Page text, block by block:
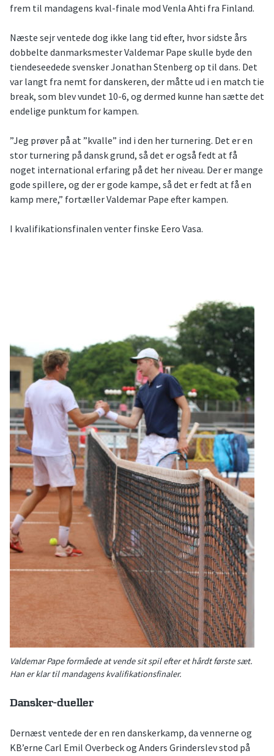
frem til mandagens kval-finale mod Venla Ahti fra Finland.
Næste sejr ventede dog ikke lang tid efter, hvor sidste års
dobbelte danmarksmester Valdemar Pape skulle byde den
tiendeseedede svensker Jonathan Stenberg op til dans. Det
var langt fra nemt for danskeren, der måtte ud i en match tie
break, som blev vundet 10-6, og dermed kunne han sætte det
endelige punktum for kampen.
”Jeg prøver på at ”kvalle” ind i den her turnering. Det er en
stor turnering på dansk grund, så det er også fedt at få
noget international erfaring på det her niveau. Der er mange
gode spillere, og der er gode kampe, så det er fedt at få en
kamp mere,” fortæller Valdemar Pape efter kampen.
I kvalifikationsfinalen venter finske Eero Vasa.
Valdemar Pape formåede at vende sit spil efter et hårdt første sæt.
Han er klar til mandagens kvalifikationsfinaler.
Dansker-dueller
Dernæst ventede der en ren danskerkamp, da vennerne og
KB’erne Carl Emil Overbeck og Anders Grinderslev stod på